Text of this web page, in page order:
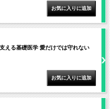
える基礎医学 愛だけでは守れない